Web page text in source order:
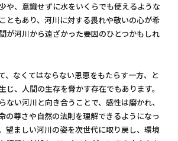
や、意識せずに水をいくらでも使えるような
ともあり、河川に対する畏れや敬いの心が希
が河川から遠ざかった要因のひとつかもしれ
、なくてはならない恩恵をもたらす一方、と
じ、人間の生存を脅かす存在でもあります。
ない河川と向き合うことで、感性は磨かれ、
の尊さや自然の法則を理解できるようになっ
望ましい河川の姿を次世代に取り戻し、環境